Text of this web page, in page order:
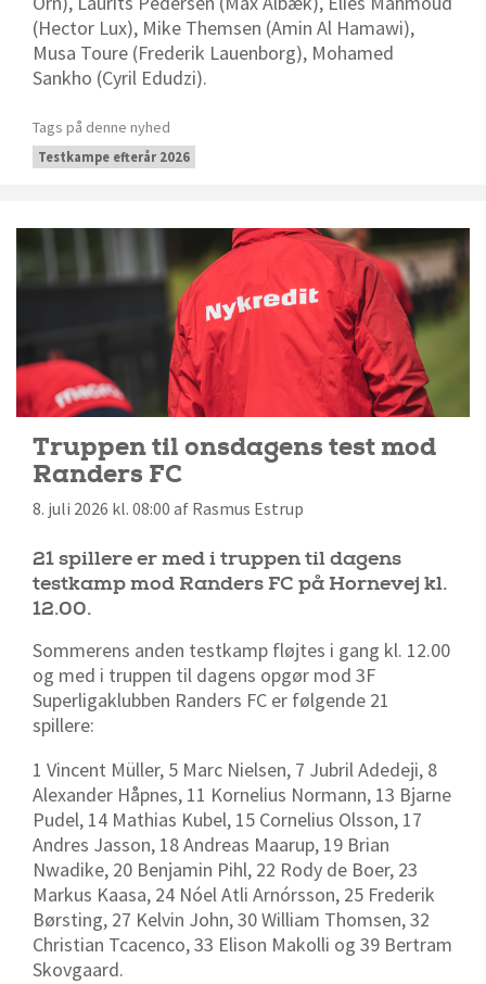
(Hector Lux), Mike Themsen (Amin Al Hamawi),
Musa Toure (Frederik Lauenborg), Mohamed
Sankho (Cyril Edudzi).
Tags på denne nyhed
Testkampe efterår 2026
Truppen til onsdagens test mod
Randers FC
8. juli 2026 kl. 08:00 af Rasmus Estrup
21 spillere er med i truppen til dagens
testkamp mod Randers FC på Hornevej kl.
12.00.
Sommerens anden testkamp fløjtes i gang kl. 12.00
og med i truppen til dagens opgør mod 3F
Superligaklubben Randers FC er følgende 21
spillere:
1 Vincent Müller, 5 Marc Nielsen, 7 Jubril Adedeji, 8
Alexander Håpnes, 11 Kornelius Normann, 13 Bjarne
Pudel, 14 Mathias Kubel, 15 Cornelius Olsson, 17
Andres Jasson, 18 Andreas Maarup, 19 Brian
Nwadike, 20 Benjamin Pihl, 22 Rody de Boer, 23
Markus Kaasa, 24 Nóel Atli Arnórsson, 25 Frederik
Børsting, 27 Kelvin John, 30 William Thomsen, 32
Christian Tcacenco, 33 Elison Makolli og 39 Bertram
Skovgaard.